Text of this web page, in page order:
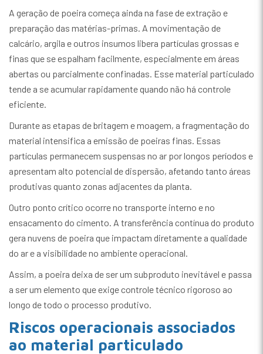
A geração de poeira começa ainda na fase de extração e
preparação das matérias-primas. A movimentação de
calcário, argila e outros insumos libera partículas grossas e
finas que se espalham facilmente, especialmente em áreas
abertas ou parcialmente confinadas. Esse material particulado
tende a se acumular rapidamente quando não há controle
eficiente.
Durante as etapas de britagem e moagem, a fragmentação do
material intensifica a emissão de poeiras finas. Essas
partículas permanecem suspensas no ar por longos períodos e
apresentam alto potencial de dispersão, afetando tanto áreas
produtivas quanto zonas adjacentes da planta.
Outro ponto crítico ocorre no transporte interno e no
ensacamento do cimento. A transferência contínua do produto
gera nuvens de poeira que impactam diretamente a qualidade
do ar e a visibilidade no ambiente operacional.
Assim, a poeira deixa de ser um subproduto inevitável e passa
a ser um elemento que exige controle técnico rigoroso ao
longo de todo o processo produtivo.
Riscos operacionais associados
ao material particulado